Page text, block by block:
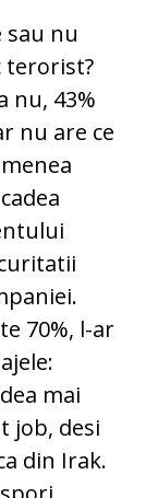
nu
terorist?
nu, 43%
nu are ce
70%, l-ar
mai
job, desi
din Irak.